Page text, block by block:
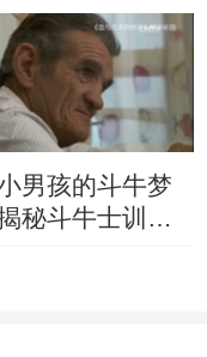
投融资日趋活
男孩的斗牛梦
秘斗牛士训练